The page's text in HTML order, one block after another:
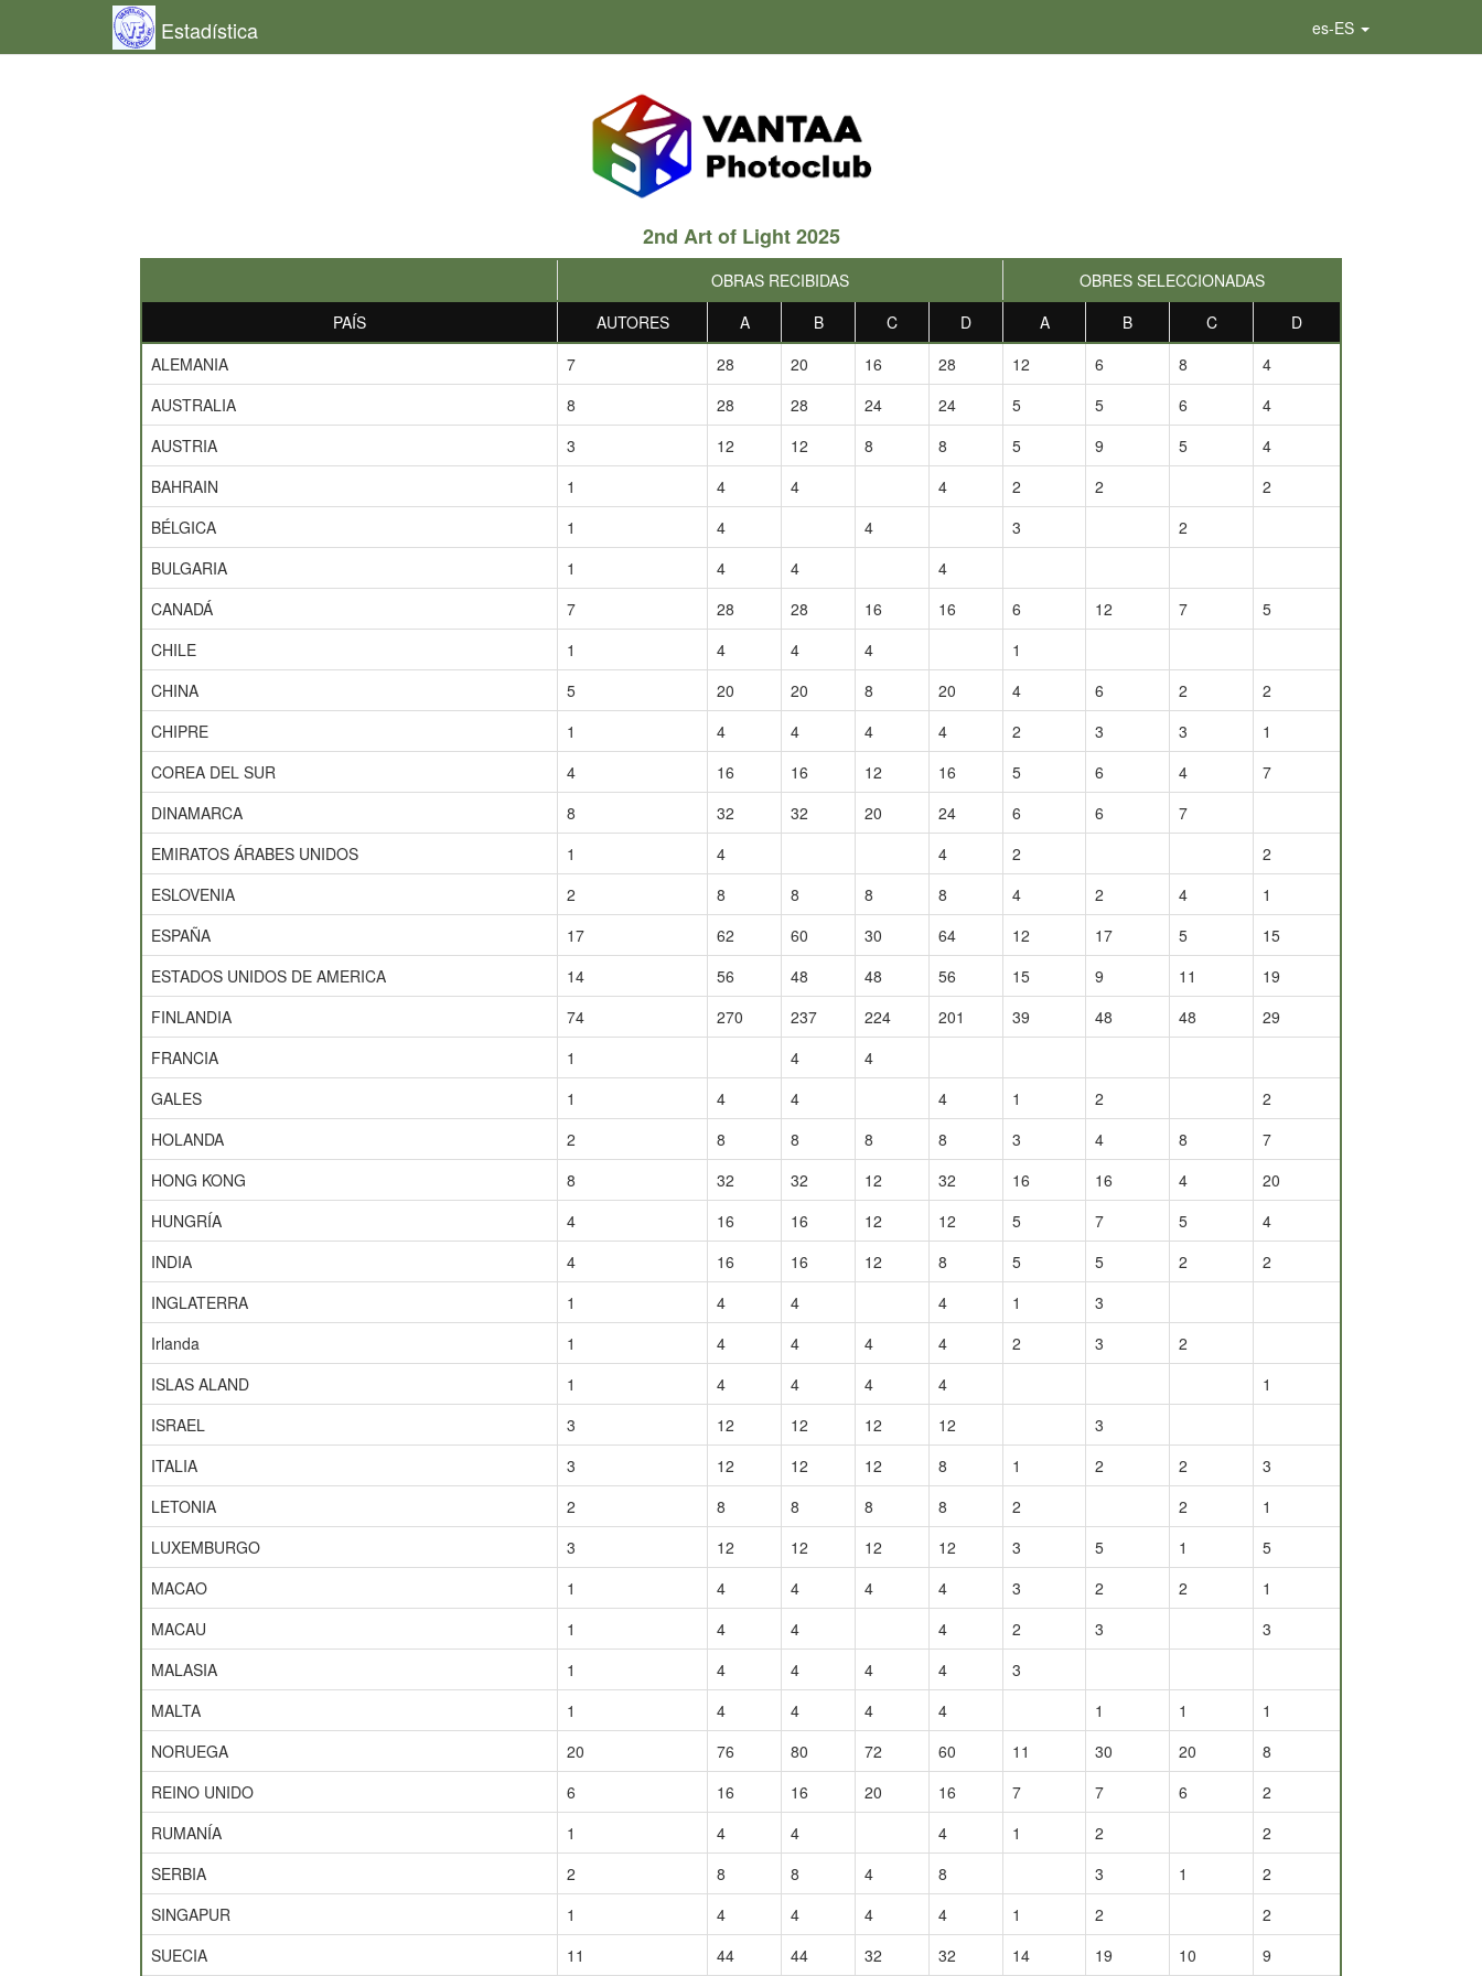
Estadística es-ES
2nd Art of Light 2025
OBRAS RECIBIDAS
OBRES SELECCIONADAS
PAÍS
AUTORES A B C D A B C
D
ALEMANIA
7 28 20 16 28 12 6 8
4
AUSTRALIA
8 28 28 24 24 5 5 6
4
AUSTRIA
3 12 12 8 8 5 9 5
4
BAHRAIN
1 4 4 4 2 2
2
BÉLGICA
1 4 4 3
2
BULGARIA
1 4 4
4
CANADÁ
7 28 28 16 16 6 12 7
5
CHILE
1 4 4 4
1
CHINA
5 20 20 8 20 4 6 2
2
CHIPRE
1 4 4 4 4 2 3 3
1
COREA DEL SUR
4 16 16 12 16 5 6 4
7
DINAMARCA
8 32 32 20 24 6 6
7
EMIRATOS ÁRABES UNIDOS
1 4 4 2
2
ESLOVENIA
2 8 8 8 8 4 2 4
1
ESPAÑA
17 62 60 30 64 12 17 5
15
ESTADOS UNIDOS DE AMERICA
14 56 48 48 56 15 9 11
19
FINLANDIA
74 270 237 224 201 39 48 48
29
FRANCIA
1 4
4
GALES
1 4 4 4 1 2
2
HOLANDA
2 8 8 8 8 3 4 8
7
HONG KONG
8 32 32 12 32 16 16 4
20
HUNGRÍA
4 16 16 12 12 5 7 5
4
INDIA
4 16 16 12 8 5 5 2
2
INGLATERRA
1 4 4 4 1
3
Irlanda
1 4 4 4 4 2 3
2
ISLAS ALAND
1 4 4 4 4
1
ISRAEL
3 12 12 12 12
3
ITALIA
3 12 12 12 8 1 2 2
3
LETONIA
2 8 8 8 8 2 2
1
LUXEMBURGO
3 12 12 12 12 3 5 1
5
MACAO
1 4 4 4 4 3 2 2
1
MACAU
1 4 4 4 2 3
3
MALASIA
1 4 4 4 4
3
MALTA
1 4 4 4 4 1 1
1
NORUEGA
20 76 80 72 60 11 30 20
8
REINO UNIDO
6 16 16 20 16 7 7 6
2
RUMANÍA
1 4 4 4 1 2
2
SERBIA
2 8 8 4 8 3 1
2
SINGAPUR
1 4 4 4 4 1 2
2
SUECIA
11 44 44 32 32 14 19 10 9